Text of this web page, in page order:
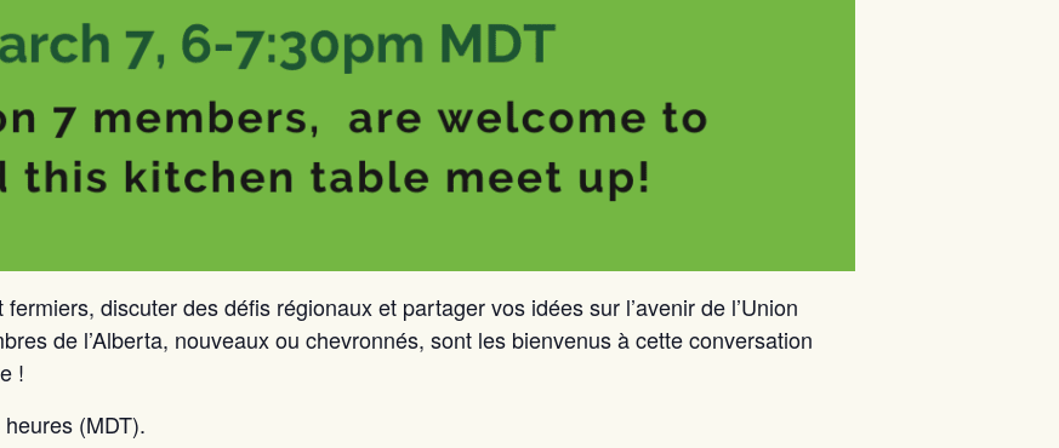
discuter des défis régionaux et partager vos idées sur l’avenir de l’Union
de l’Alberta, nouveaux ou chevronnés, sont les bienvenus à cette conversation
!
(MDT).